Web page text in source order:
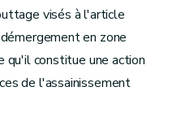
visés à l'article
en zone
qu'il constitue une action
de l'assainissement